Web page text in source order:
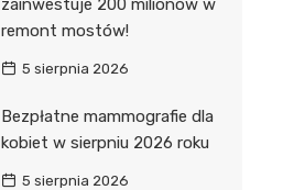
zainwestuje 200 milionów w
remont mostów!
5 sierpnia 2026
Bezpłatne mammografie dla
kobiet w sierpniu 2026 roku
5 sierpnia 2026